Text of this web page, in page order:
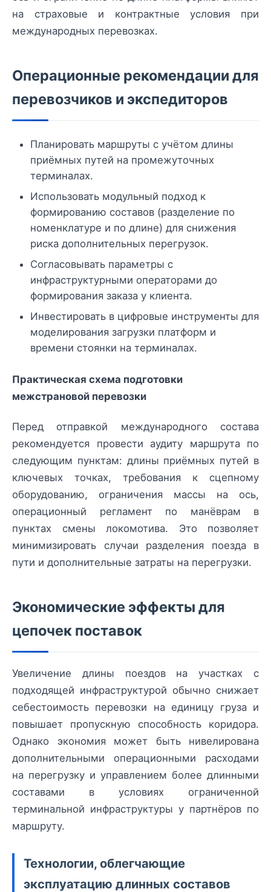
на страховые и контрактные условия при
международных перевозках.
Операционные рекомендации для
перевозчиков и экспедиторов
Планировать маршруты с учётом длины
приёмных путей на промежуточных
терминалах.
Использовать модульный подход к
формированию составов (разделение по
номенклатуре и по длине) для снижения
риска дополнительных перегрузок.
Согласовывать параметры с
инфраструктурными операторами до
формирования заказа у клиента.
Инвестировать в цифровые инструменты для
моделирования загрузки платформ и
времени стоянки на терминалах.
Практическая схема подготовки
межстрановой перевозки
Перед отправкой международного состава
рекомендуется провести аудиту маршрута по
следующим пунктам: длины приёмных путей в
ключевых точках, требования к сцепному
оборудованию, ограничения массы на ось,
операционный регламент по манёврам в
пунктах смены локомотива. Это позволяет
минимизировать случаи разделения поезда в
пути и дополнительные затраты на перегрузки.
Экономические эффекты для
цепочек поставок
Увеличение длины поездов на участках с
подходящей инфраструктурой обычно снижает
себестоимость перевозки на единицу груза и
повышает пропускную способность коридора.
Однако экономия может быть нивелирована
дополнительными операционными расходами
на перегрузку и управлением более длинными
составами в условиях ограниченной
терминальной инфраструктуры у партнёров по
маршруту.
Технологии, облегчающие
эксплуатацию длинных составов